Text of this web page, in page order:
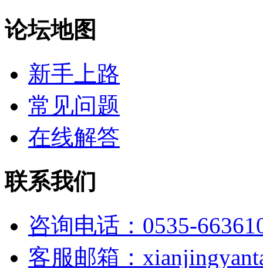
论坛地图
新手上路
常见问题
在线解答
联系我们
咨询电话：0535-
客服邮箱：